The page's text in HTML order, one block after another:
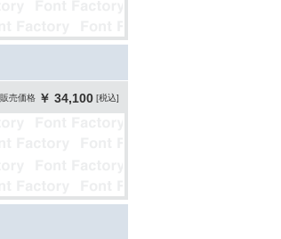
販売価格 ￥ 34,100 [税込]